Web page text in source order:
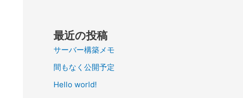
最近の投稿
サーバー構築メモ
間もなく公開予定
Hello world!